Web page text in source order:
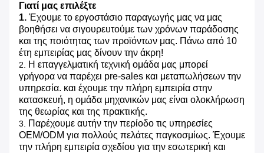
Γιατί μας επιλέξτε
1. Έχουμε το εργοστάσιο παραγωγής μας να μας
βοηθήσει να σιγουρευτούμε των χρόνων παράδοσης
και της ποιότητας των προϊόντων μας. Πάνω από 10
έτη εμπειρίας μας δίνουν την άκρη!
2. Η επαγγελματική τεχνική ομάδα μας μπορεί
γρήγορα να παρέχει pre-sales και μεταπωλήσεων την
υπηρεσία. και έχουμε την πλήρη εμπειρία στην
κατασκευή, η ομάδα μηχανικών μας είναι ολοκλήρωση
της θεωρίας και της πρακτικής.
3. Παρέχουμε αυτήν την περίοδο τις υπηρεσίες
OEM/ODM για πολλούς πελάτες παγκοσμίως. Έχουμε
την πλήρη εμπειρία σχεδίου για την εσωτερική και